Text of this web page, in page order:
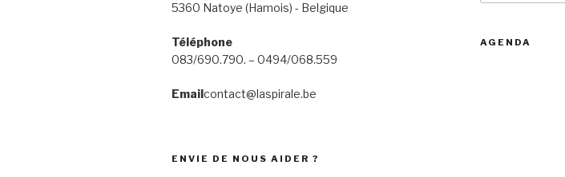
5360 Natoye (Hamois) - Belgique
Téléphone
083/690.790. – 0494/068.559
Emailcontact@laspirale.be
ENVIE DE NOUS AIDER ?
AGENDA